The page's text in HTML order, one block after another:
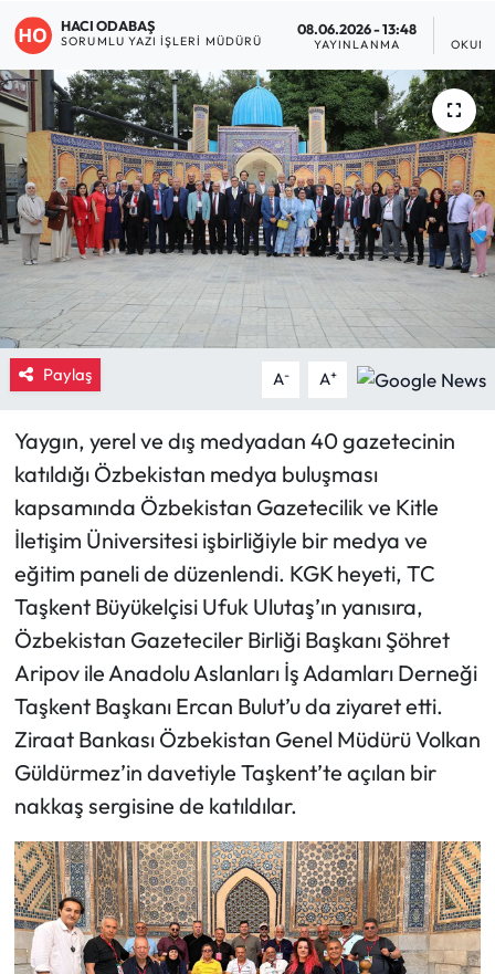
HACI ODABAŞ
SORUMLU YAZI İŞLERI MÜDÜRÜ
08.06.2026 - 13:48
YAYINLANMA
Paylaş A- A+
Yaygın, yerel ve dış medyadan 40 gazetecinin
katıldığı Özbekistan medya buluşması
kapsamında Özbekistan Gazetecilik ve Kitle
İletişim Üniversitesi işbirliğiyle bir medya ve
eğitim paneli de düzenlendi. KGK heyeti, TC
Taşkent Büyükelçisi Ufuk Ulutaş’ın yanısıra,
Özbekistan Gazeteciler Birliği Başkanı Şöhret
Aripov ile Anadolu Aslanları İş Adamları Derneği
Taşkent Başkanı Ercan Bulut’u da ziyaret etti.
Ziraat Bankası Özbekistan Genel Müdürü Volkan
Güldürmez’in davetiyle Taşkent’te açılan bir
nakkaş sergisine de katıldılar.
Dodurga Haberleri
Eğitim
Ekonomi
Güncel
İskilip Haberleri
Kargı Haberleri
Kimdir?
Laçin Haberleri
Magazin
Mecitözü Haberleri
Oğuzlar Haberleri
Ortaköy Haberleri
Osmancık Haberleri
Otomotiv
Resmi İlan
Resmi Reklam
Haber Arşivi